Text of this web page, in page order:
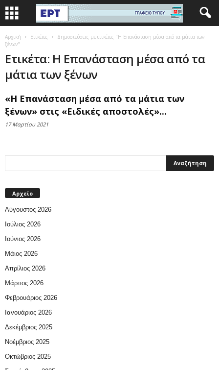
Αρχική Ετικέτες
Δημοσιεύσεις με ετικέτες "Η Επανάσταση μέσα από τα μάτια των
ξένων"
Ετικέτα: Η Επανάσταση μέσα από τα
μάτια των ξένων
«Η Επανάσταση μέσα από τα μάτια των
ξένων» στις «Ειδικές αποστολές»...
17 Μαρτίου 2021
Αρχείο
Αύγουστος 2026
Ιούλιος 2026
Ιούνιος 2026
Μάιος 2026
Απρίλιος 2026
Μάρτιος 2026
Φεβρουάριος 2026
Ιανουάριος 2026
Δεκέμβριος 2025
Νοέμβριος 2025
Οκτώβριος 2025